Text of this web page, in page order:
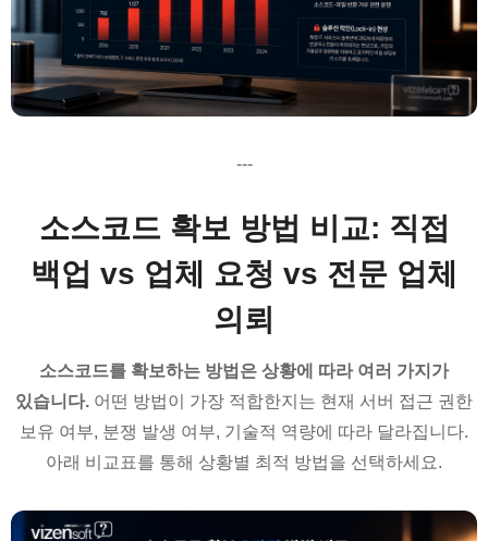
---
소스코드 확보 방법 비교: 직접
백업 vs 업체 요청 vs 전문 업체
의뢰
소스코드를 확보하는 방법은 상황에 따라 여러 가지가
있습니다. 어떤 방법이 가장 적합한지는 현재 서버 접근 권한
보유 여부, 분쟁 발생 여부, 기술적 역량에 따라 달라집니다.
아래 비교표를 통해 상황별 최적 방법을 선택하세요.